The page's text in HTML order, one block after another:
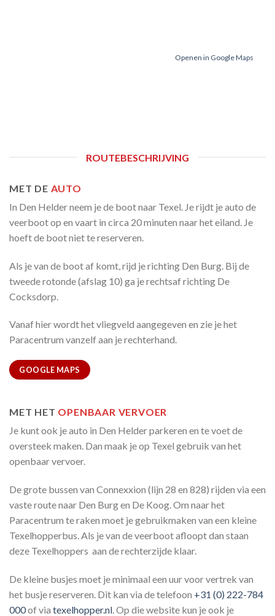
Openen in Google Maps
ROUTEBESCHRIJVING
MET DE AUTO
In Den Helder neem je de boot naar Texel. Je rijdt je auto de
veerboot op en vaart in circa 20 minuten naar het eiland. Je
hoeft de boot niet te reserveren.
Als je van de boot af komt, rijd je richting Den Burg. Bij de
tweede rotonde (afslag 10) ga je rechtsaf richting De
Cocksdorp.
Vanaf hier wordt het vliegveld aangegeven en zie je het
Paracentrum vanzelf aan je rechterhand.
GOOGLE MAPS
MET HET OPENBAAR VERVOER
Je kunt ook je auto in Den Helder parkeren en te voet de
oversteek maken. Dan maak je op Texel gebruik van het
openbaar vervoer.
De grote bussen van Connexxion (lijn 28 en 828) rijden via een
vaste route naar Den Burg en De Koog. Om naar het
Paracentrum te raken moet je gebruikmaken van een kleine
Texelhopperbus. Als je van de veerboot afloopt dan staan
deze Texelhoppers aan de rechterzijde klaar.
De kleine busjes moet je minimaal een uur voor vertrek van
het busje reserveren. Dit kan via de telefoon +31 (0) 222-784
000of via texelhopper.nl . Op die website kun je ook je